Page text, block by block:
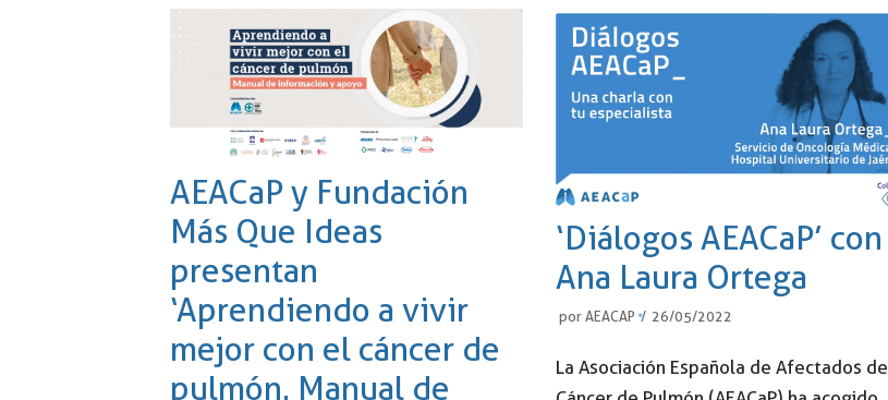
AEACaP y Fundación
Más Que Ideas
presentan
‘Aprendiendo a vivir
mejor con el cáncer de
pulmón. Manual de
‘Diálogos AEACaP’ con
Ana Laura Ortega
por AEACAP 26/05/2022
La Asociación Española de Afectados de